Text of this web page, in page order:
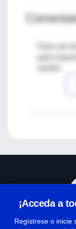
Para ver
¡Acceda a
Regístrese o inicie